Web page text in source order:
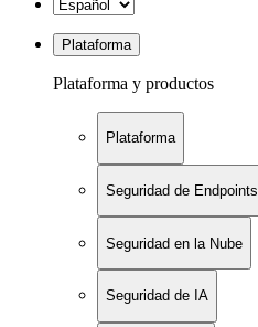
Plataforma
Plataforma y productos
Plataforma
Seguridad de Endpoints
Seguridad en la Nube
Seguridad de IA